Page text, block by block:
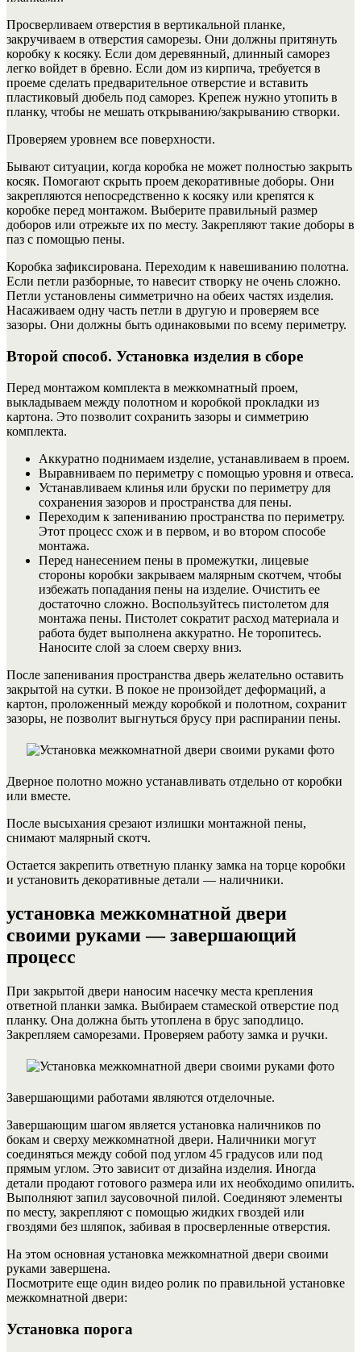
Просверливаем отверстия в вертикальной планке,
закручиваем в отверстия саморезы. Они должны притянуть
коробку к косяку. Если дом деревянный, длинный саморез
легко войдет в бревно. Если дом из кирпича, требуется в
проеме сделать предварительное отверстие и вставить
пластиковый дюбель под саморез. Крепеж нужно утопить в
планку, чтобы не мешать открыванию/закрыванию створки.
Проверяем уровнем все поверхности.
Бывают ситуации, когда коробка не может полностью закрыть
косяк. Помогают скрыть проем декоративные доборы. Они
закрепляются непосредственно к косяку или крепятся к
коробке перед монтажом. Выберите правильный размер
доборов или отрежьте их по месту. Закрепляют такие доборы в
паз с помощью пены.
Коробка зафиксирована. Переходим к навешиванию полотна.
Если петли разборные, то навесит створку не очень сложно.
Петли установлены симметрично на обеих частях изделия.
Насаживаем одну часть петли в другую и проверяем все
зазоры. Они должны быть одинаковыми по всему периметру.
Второй способ. Установка изделия в сборе
Перед монтажом комплекта в межкомнатный проем,
выкладываем между полотном и коробкой прокладки из
картона. Это позволит сохранить зазоры и симметрию
комплекта.
Аккуратно поднимаем изделие, устанавливаем в проем.
Выравниваем по периметру с помощью уровня и отвеса.
Устанавливаем клинья или бруски по периметру для
сохранения зазоров и пространства для пены.
Переходим к запениванию пространства по периметру.
Этот процесс схож и в первом, и во втором способе
монтажа.
Перед нанесением пены в промежутки, лицевые
стороны коробки закрываем малярным скотчем, чтобы
избежать попадания пены на изделие. Очистить ее
достаточно сложно. Воспользуйтесь пистолетом для
монтажа пены. Пистолет сократит расход материала и
работа будет выполнена аккуратно. Не торопитесь.
Наносите слой за слоем сверху вниз.
После запенивания пространства дверь желательно оставить
закрытой на сутки. В покое не произойдет деформаций, а
картон, проложенный между коробкой и полотном, сохранит
зазоры, не позволит выгнуться брусу при распирании пены.
Дверное полотно можно устанавливать отдельно от коробки
или вместе.
После высыхания срезают излишки монтажной пены,
снимают малярный скотч.
Остается закрепить ответную планку замка на торце коробки
и установить декоративные детали — наличники.
установка межкомнатной двери
своими руками — завершающий
процесс
При закрытой двери наносим насечку места крепления
ответной планки замка. Выбираем стамеской отверстие под
планку. Она должна быть утоплена в брус заподлицо.
Закрепляем саморезами. Проверяем работу замка и ручки.
Завершающими работами являются отделочные.
Завершающим шагом является установка наличников по
бокам и сверху межкомнатной двери. Наличники могут
соединяться между собой под углом 45 градусов или под
прямым углом. Это зависит от дизайна изделия. Иногда
детали продают готового размера или их необходимо опилить.
Выполняют запил заусовочной пилой. Соединяют элементы
по месту, закрепляют с помощью жидких гвоздей или
гвоздями без шляпок, забивая в просверленные отверстия.
На этом основная установка межкомнатной двери своими
руками завершена.
Посмотрите еще один видео ролик по правильной установке
межкомнатной двери:
Установка порога